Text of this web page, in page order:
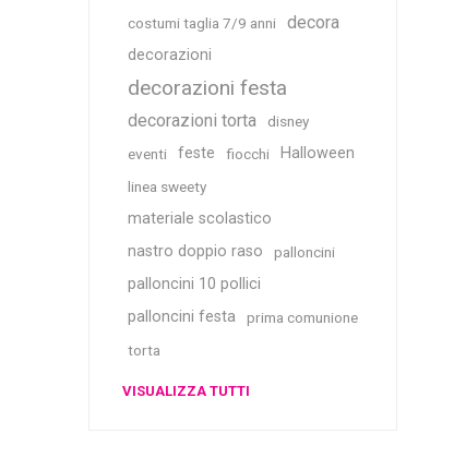
costumi taglia 7/9 anni
decora
decorazioni
decorazioni festa
decorazioni torta
disney
eventi
feste fiocchi Halloween
linea sweety
materiale scolastico
nastro doppio raso
palloncini
palloncini 10 pollici
palloncini festa
prima comunione
torta
VISUALIZZA TUTTI